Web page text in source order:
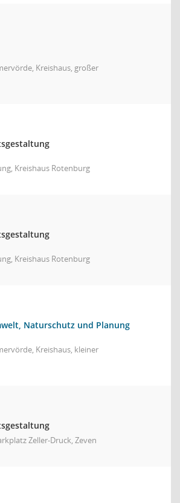
Kreishaus, großer
Kreishaus Rotenburg
Kreishaus Rotenburg
Naturschutz und Planung
Kreishaus, kleiner
Zeller-Druck, Zeven